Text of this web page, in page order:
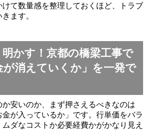
て数量感を整理しておくほど、トラブ
ます。
明かす！京都の橋梁工事で
が消えていくか」を一発で
安いのか、まず押さえるべきなのは
金が入っているか」です。行単価をバラ
ダなコストか必要経費かがかなり見え